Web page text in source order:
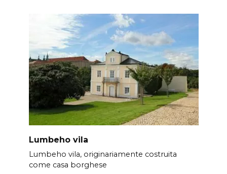
Lumbeho vila
Lumbeho vila, originariamente costruita
come casa borghese